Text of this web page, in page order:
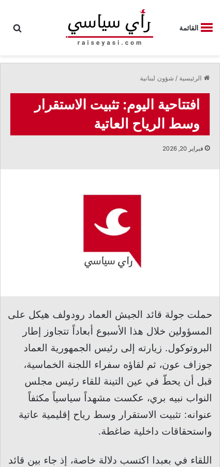
القائمة
الرئيسية / شؤون لبنانية
افتتاحية اليوم: تثبيت الاستقرار
وسط الرياح العاتية
فبراير 20, 2026
حملت جولة قائد الجيش العماد رودولف هيكل على
المسؤولين خلال هذا الأسبوع أبعاداً تتجاوز إطار
البروتوكول. زيارته إلى رئيس الجمهورية العماد
جوزاف عون، ثم لقاؤه سفراء اللجنة الخماسية،
قبل أن يحطّ في عين التينة للقاء رئيس مجلس
النواب نبيه بري، عكست مشهداً سياسياً مكثفاً
عنوانه: تثبيت الاستقرار وسط رياح إقليمية عاتية
واستحقاقات داخلية ضاغطة.
اللقاء في بعبدا اكتسب دلالة خاصة، إذ جاء بين قائد